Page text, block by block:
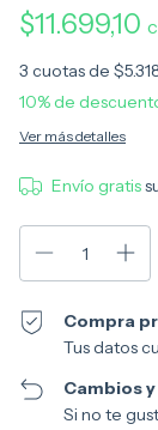
$11.699,10
3 cuotas de
10% de
Ver más detalles
Envío gratis
Compra
Tus datos
Cambios
Si no te